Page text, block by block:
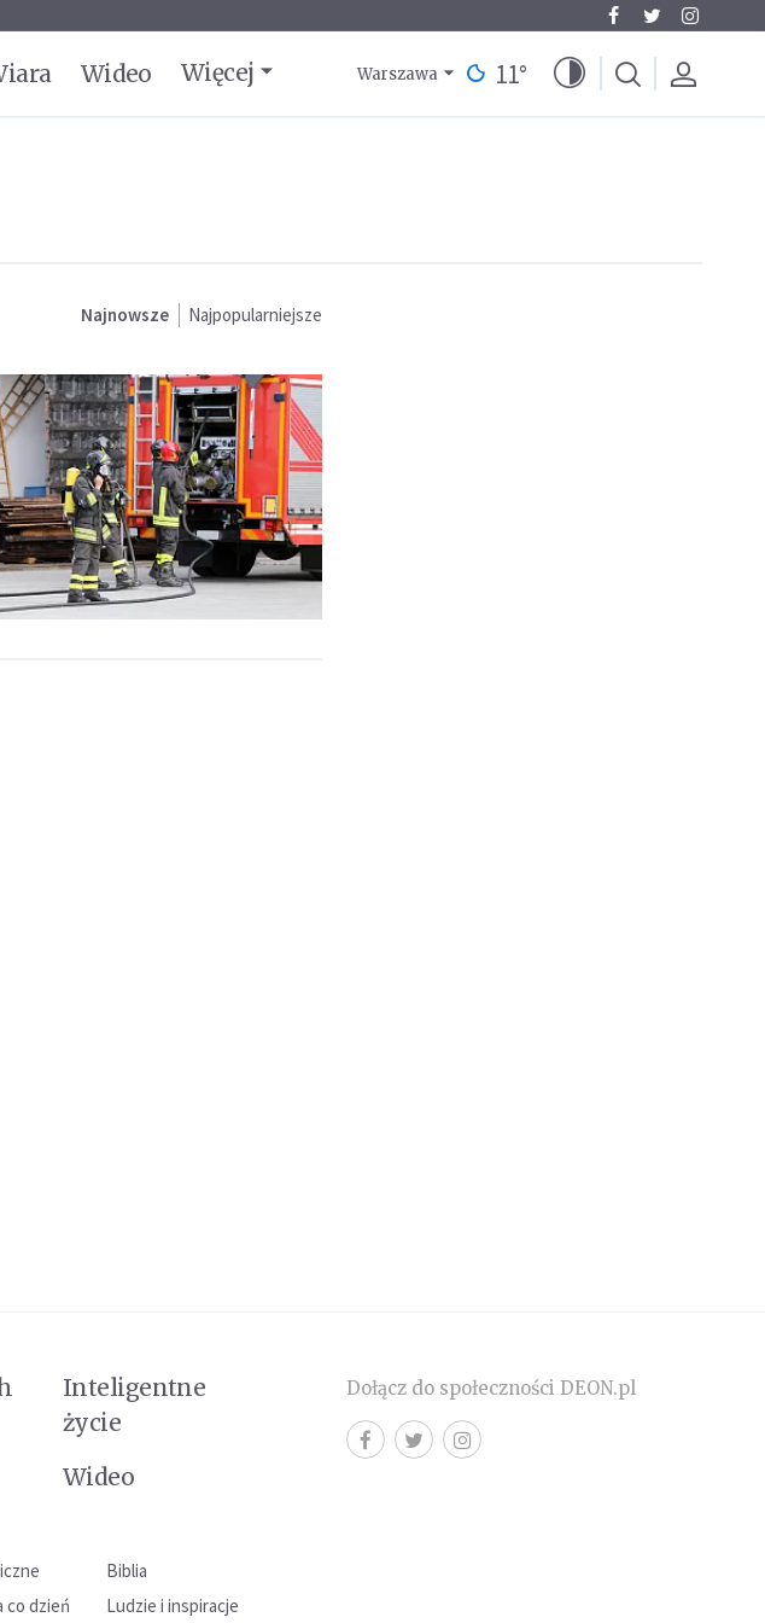
Wideo Więcej Warszawa 11°
Najnowsze Najpopularniejsze
Inteligentne
życie
Wideo
Biblia
co dzień Ludzie i inspiracje
Dołącz do społeczności DEON.pl